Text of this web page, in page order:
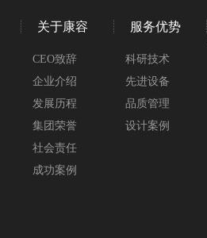
关于康容
CEO致辞
企业介绍
发展历程
集团荣誉
社会责任
成功案例
服务优势
科研技术
先进设备
品质管理
设计案例